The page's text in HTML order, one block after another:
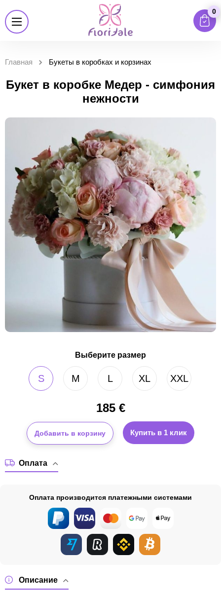
0
Главная Букеты в коробках и корзинах
Букет в коробке Медер - симфония
нежности
Выберите размер
S M L XL XXL
185€
Добавить в корзину Купить в 1 клик
Описание
Оплата
Оплата производится платежными системами